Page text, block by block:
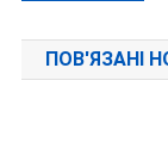
записів
ПОВ'ЯЗАНІ